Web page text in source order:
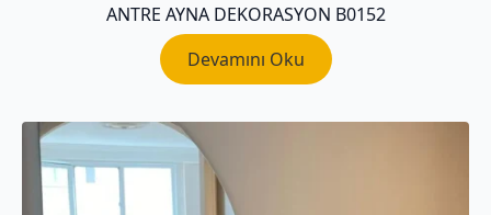
ANTRE AYNA DEKORASYON B0152
Devamını Oku